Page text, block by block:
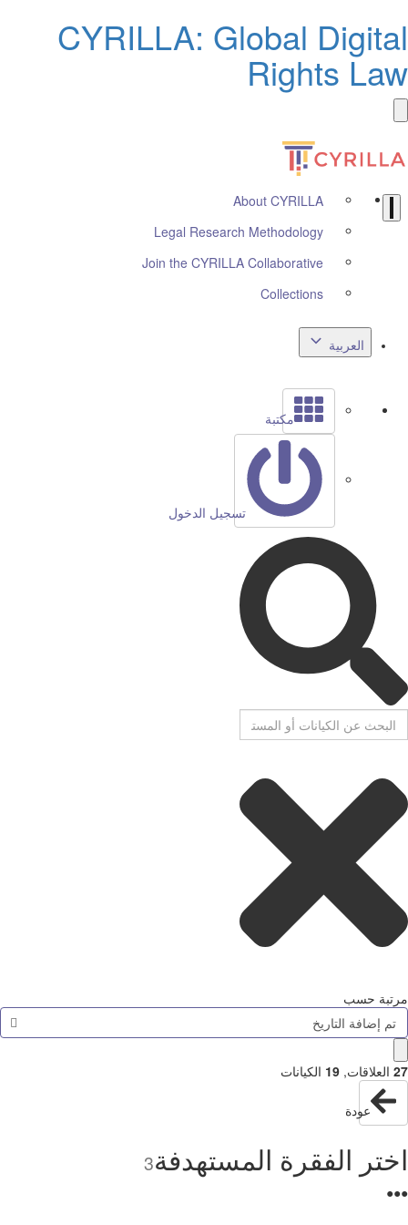
CYRILLA: Global
Rights
About CYRILLA
Legal Research Methodology
Join the CYRILLA Collaborative
Collections
العربية
مكتبة
تسجيل الدخول
حسب
إضافة التاريخ
العلاقات,
19 الكيانات
عودة
الفقرة المستهدفة3
●